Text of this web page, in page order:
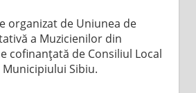
organizat de Uniunea de
a Muzicienilor din
cofinanţată de Consiliul Local
Sibiu.